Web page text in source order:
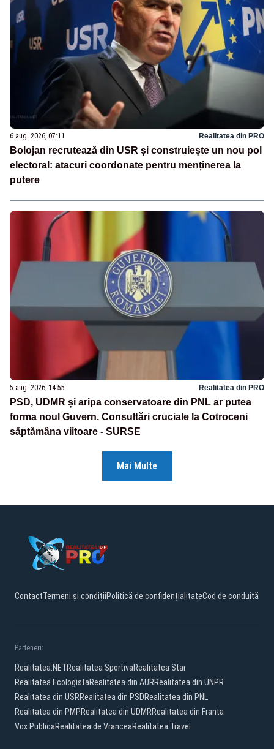
6 aug. 2026, 07:11 Realitatea din PRO
Bolojan recrutează din USR și construiește un nou pol
electoral: atacuri coordonate pentru menținerea la
putere
5 aug. 2026, 14:55 Realitatea din PRO
PSD, UDMR și aripa conservatoare din PNL ar putea
forma noul Guvern. Consultări cruciale la Cotroceni
săptămâna viitoare - SURSE
Mai Multe
ContactTermeni și condițiiPolitică de confidențialitateCod de conduită
Parteneri:
Realitatea.NETRealitatea SportivaRealitatea Star
Realitatea EcologistaRealitatea din AURRealitatea din UNPR
Realitatea din USRRealitatea din PSDRealitatea din PNL
Realitatea din PMPRealitatea din UDMRRealitatea din Franta
Vox PublicaRealitatea de VranceaRealitatea Travel